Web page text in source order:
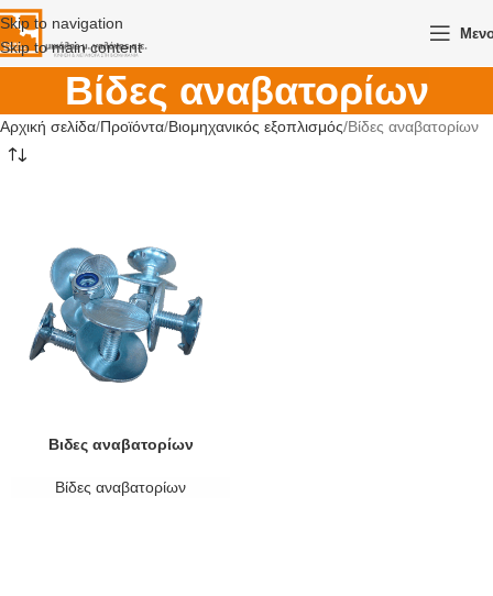
Skip to navigation
Skip to main content
Βίδες αναβατορίων
Αρχική σελίδα Προϊόντα Βιομηχανικός εξοπλισμός Βίδες αναβατορίων
Βιδες αναβατορίων
Βίδες αναβατορίων